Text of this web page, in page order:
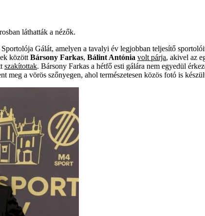
láthatták a nézők.
Gálát, amelyen a tavalyi év legjobban teljesítő
között Bársony Farkas, Bálint Antónia volt párja, akivel az
szakítottak. Bársony Farkas a hétfő esti gálára nem egyedül
meg a vörös szőnyegen, ahol természetesen közös fotó is